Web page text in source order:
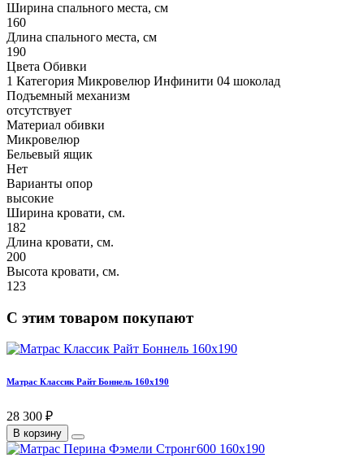
Ширина спального места, см
160
Длина спального места, см
190
Цвета Обивки
1 Категория Микровелюр Инфинити 04 шоколад
Подъемный механизм
отсутствует
Материал обивки
Микровелюр
Бельевый ящик
Нет
Варианты опор
высокие
Ширина кровати, см.
182
Длина кровати, см.
200
Высота кровати, см.
123
С этим товаром покупают
Матрас Классик Райт Боннель 160х190
28 300 ₽
В корзину